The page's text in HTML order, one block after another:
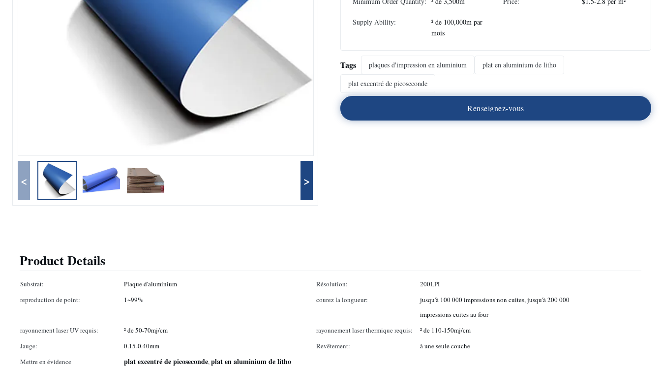
< >
Supply Ability:
² de 100,000m par
mois
Tags plaques d'impression en aluminium
plat en aluminium de litho
plat excentré de picoseconde
Renseignez-vous
Product Details
Substrat: Plaque d'aluminium Résolution:
200LPI
reproduction de point:
1~99% courez la longueur:
jusqu'à 100 000 impressions non cuites, jusqu'à 200 000
impressions cuites au four
rayonnement laser UV requis:
² de 50-70mj/cm rayonnement laser thermique requis:
² de 110-150mj/cm
Jauge:
0.15-0.40mm Revêtement:
à une seule couche
Mettre en évidence
plat excentré de picoseconde,plat en aluminium de litho